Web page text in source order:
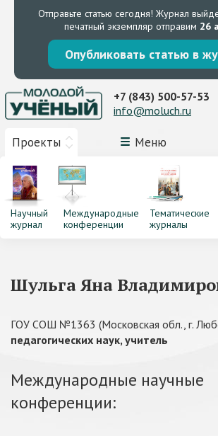
Отправьте статью сегодня! Журнал
печатный экземпляр отправим 26
Опубликовать статью в
Проекты Меню
+7 (843) 500-57-53
info@moluch.ru
Научный
журнал
Международные
конференции
Тематические
журналы
Шульга Яна
ГОУ СОШ №1363 (Московская обл., г.
педагогических наук, учитель
Международные научные
конференции: